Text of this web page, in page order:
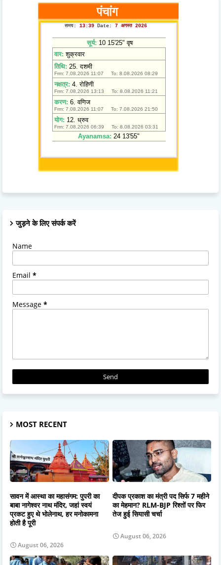
जुड़ने के लिए संपर्क करें
Name
Email *
Message *
MOST RECENT
सावन में आस्था का महासंगम: पुपरी का
बाबा नागेश्वर नाथ मंदिर, जहां स्वयं
प्रकट हुए थे भोलेनाथ, हर मनोकामना
होती है पूरी
August 06, 2026
दीपक प्रकाश का मंत्री पद सिर्फ 7 महीने
का मेहमान? RLM-BJP रिश्तों पर फिर
तेज हुई सियासी चर्चा
August 06, 2026